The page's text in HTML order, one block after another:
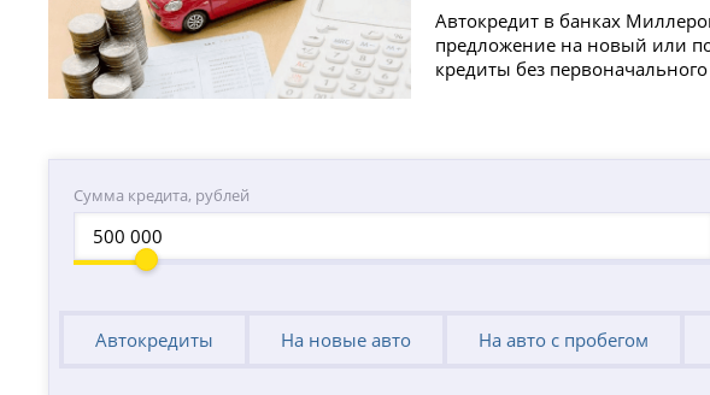
Автокредит в банках
предложение на новый или
кредиты без
Сумма кредита, рублей
Автокредиты На новые авто На авто с пробегом